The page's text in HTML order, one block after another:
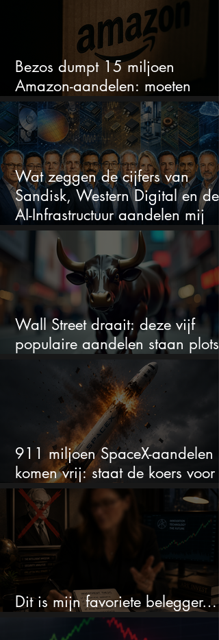
Bezos dumpt 15 miljoen
Amazon-aandelen: moeten
beleggers zich zorgen maken?
Wat zeggen de cijfers van
Sandisk, Western Digital en de
AI-Infrastructuur aandelen mij
werkelijk
Wall Street draait: deze vijf
populaire aandelen staan plots
onder spanning
911 miljoen SpaceX-aandelen
komen vrij: staat de koers voor
een nieuwe crash?
Dit is mijn favoriete belegger…
en het is niet Warren Buffett